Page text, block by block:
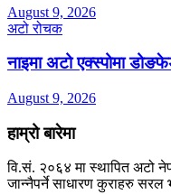
August 9, 2026
अटो रोचक
नाइमा अटो एक्स्पोमा
August 9, 2026
हाम्रो बारेमा
वि.सं. २०६४ मा स्थापित अटो
जान्नैपर्ने साधारण कुराहरु सरल